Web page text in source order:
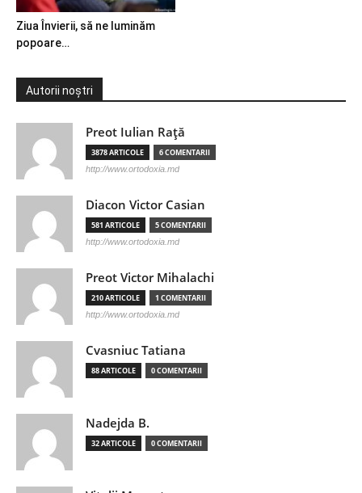
Ziua Învierii, să ne luminăm
popoare…
Autorii noștri
Preot Iulian Raţă
3878 ARTICOLE 6 COMENTARII
http://www.ortodoxia.md
Diacon Victor Casian
581 ARTICOLE 5 COMENTARII
http://www.ortodoxia.md
Preot Victor Mihalachi
210 ARTICOLE 1 COMENTARII
http://www.ortodoxia.md
Cvasniuc Tatiana
88 ARTICOLE 0 COMENTARII
Nadejda B.
32 ARTICOLE 0 COMENTARII